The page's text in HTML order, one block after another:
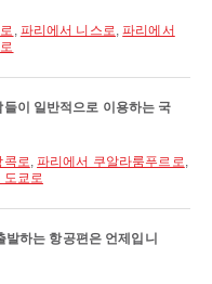
, 파리에서 니스로,파리에서
이 일반적으로 이용하는 국
콕로,파리에서 쿠알라룸푸르로,
도쿄로
하는 항공편은 언제입니